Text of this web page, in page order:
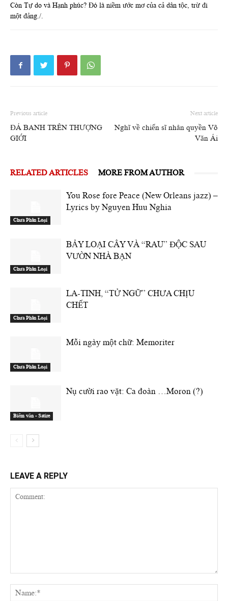
Còn Tự do và Hạnh phúc? Đó là niềm ước mơ của cả dân tộc, trừ đi
một đảng./.
Previous article
ĐÁ BANH TRÊN THƯỢNG
GIỚI
Next article
Nghĩ về chiến sĩ nhân quyền Võ
Văn Ái
RELATED ARTICLES MORE FROM AUTHOR
Chưa Phân Loại
You Rose fore Peace (New Orleans jazz) –
Lyrics by Nguyen Huu Nghia
Chưa Phân Loại
BẢY LOẠI CÂY VÀ “RAU” ĐỘC SAU
VƯỜN NHÀ BẠN
Chưa Phân Loại
LA-TINH, “TỬ NGỮ” CHƯA CHỊU
CHẾT
Chưa Phân Loại
Mỗi ngày một chữ: Memoriter
Biếm văn - Satire
Nụ cười rao vặt: Ca đoàn …Moron (?)
LEAVE A REPLY